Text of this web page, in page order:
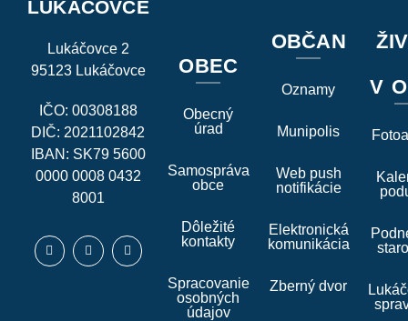
LUKÁČOVCE
Lukáčovce 2
95123 Lukáčovce
IČO: 00308188
DIČ: 2021102842
IBAN: SK79 5600
0000 0008 0432
8001
OBEC
Obecný
úrad
Samospráva
obce
Dôležité
kontakty
Spracovanie
osobných
údajov
OBČAN
Oznamy
Munipolis
Web push
notifikácie
Elektronická
komunikácia
Zberný dvor
V